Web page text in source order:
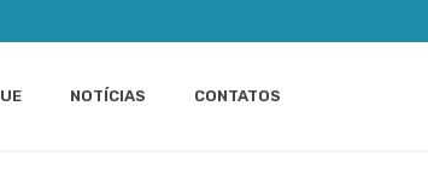
NOTÍCIAS CONTATOS